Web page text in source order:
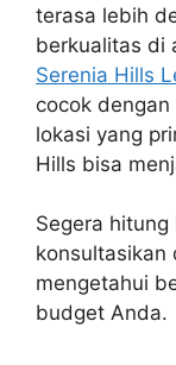
terasa lebih
berkualitas di
Serenia Hills
cocok dengan
lokasi yang
Hills bisa
Segera
konsultasikan
mengetahui
budget Anda.